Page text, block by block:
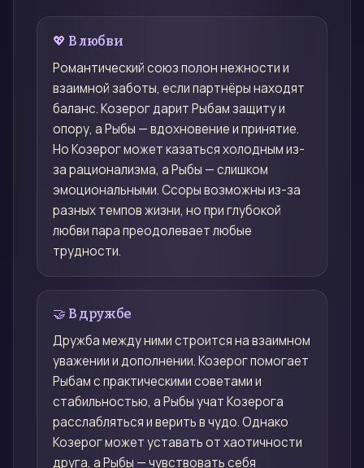
💖 В любви
Романтический союз полон нежности и
взаимной заботы, если партнёры находят
баланс. Козерог дарит Рыбам защиту и
опору, а Рыбы — вдохновение и принятие.
Но Козерог может казаться холодным из-
за рационализма, а Рыбы — слишком
эмоциональными. Ссоры возможны из-за
разных темпов жизни, но при глубокой
любви пара преодолевает любые
трудности.
🤝 В дружбе
Дружба между ними строится на взаимном
уважении и дополнении. Козерог помогает
Рыбам с практическими советами и
стабильностью, а Рыбы учат Козерога
расслабляться и верить в чудо. Однако
Козерог может уставать от хаотичности
друга, а Рыбы — чувствовать себя